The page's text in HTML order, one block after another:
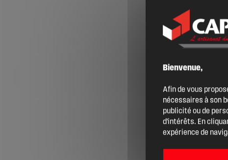
Nos services
Actualités
Boîte à outils
Bienvenue,
Afin de vous
nécessaires à son
publicité ou de
d'intérêts. En
expérience de